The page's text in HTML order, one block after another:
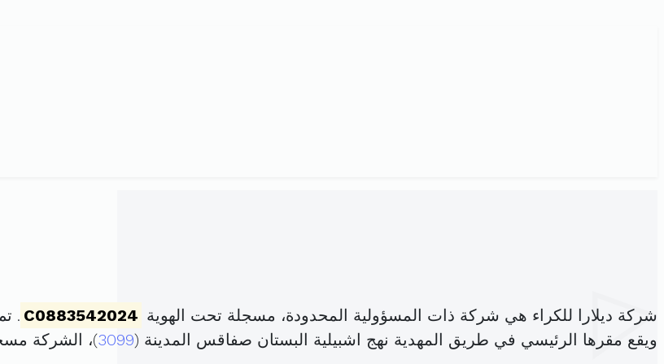
شركة ديلارا للكراء هي شركة ذات المسؤولية المحدودة، مسجلة تحت الهوية C0883542024 . تم
ويقع مقرها الرئيسي في طريق المهدية نهج اشبيلية البستان صفاقس المدينة (3099)، الشركة